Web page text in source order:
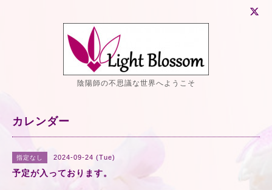
陰陽師の不思議な世界へようこそ
カレンダー
指定なし 2024-09-24 (Tue)
予定が入っております。